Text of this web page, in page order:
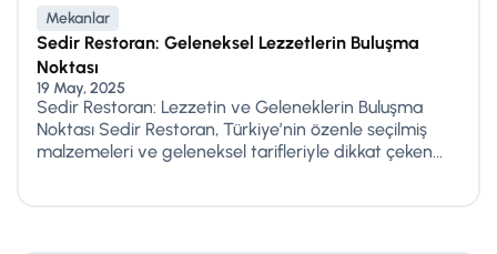
Mekanlar
Sedir Restoran: Geleneksel Lezzetlerin Buluşma
Noktası
19 May, 2025
Sedir Restoran: Lezzetin ve Geleneklerin Buluşma
Noktası Sedir Restoran, Türkiye’nin özenle seçilmiş
malzemeleri ve geleneksel tarifleriyle dikkat çeken...